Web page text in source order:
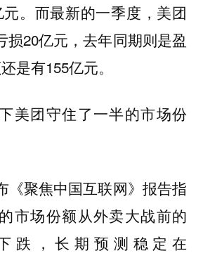
。而最新的一季度，美团
损20亿元，去年同期则是盈
是有155亿元。
美团守住了一半的市场份
《聚焦中国互联网》报告指
市场份额从外卖大战前的
跌，长期预测稳定在